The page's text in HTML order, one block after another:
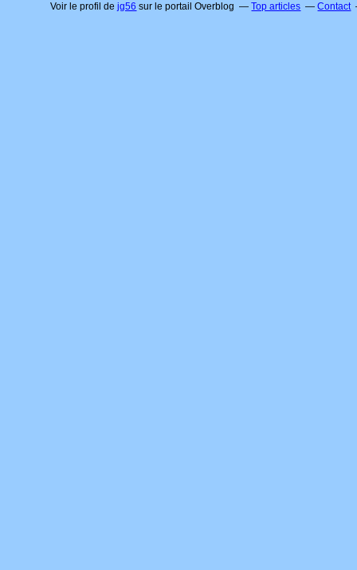
Voir le profil dejg56 sur le portail Overblog Top articles Contact